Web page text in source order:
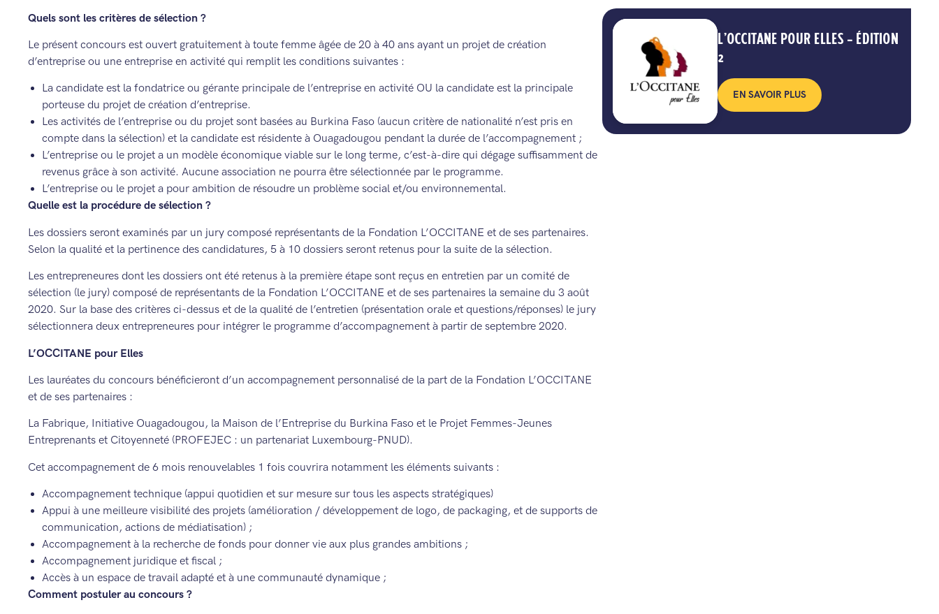
Quels sont les critères de sélection ?
Le présent concours est ouvert gratuitement à toute femme âgée de 20 à 40 ans ayant un projet de création
d’entreprise ou une entreprise en activité qui remplit les conditions suivantes :
La candidate est la fondatrice ou gérante principale de l’entreprise en activité OU la candidate est la principale
porteuse du projet de création d’entreprise.
Les activités de l’entreprise ou du projet sont basées au Burkina Faso (aucun critère de nationalité n’est pris en
compte dans la sélection) et la candidate est résidente à Ouagadougou pendant la durée de l’accompagnement ;
L’entreprise ou le projet a un modèle économique viable sur le long terme, c’est-à-dire qui dégage suffisamment de
revenus grâce à son activité. Aucune association ne pourra être sélectionnée par le programme.
L’entreprise ou le projet a pour ambition de résoudre un problème social et/ou environnemental.
Quelle est la procédure de sélection ?
Les dossiers seront examinés par un jury composé représentants de la Fondation L’OCCITANE et de ses partenaires.
Selon la qualité et la pertinence des candidatures, 5 à 10 dossiers seront retenus pour la suite de la sélection.
Les entrepreneures dont les dossiers ont été retenus à la première étape sont reçus en entretien par un comité de
sélection (le jury) composé de représentants de la Fondation L’OCCITANE et de ses partenaires la semaine du 3 août
2020. Sur la base des critères ci-dessus et de la qualité de l’entretien (présentation orale et questions/réponses) le jury
sélectionnera deux entrepreneures pour intégrer le programme d’accompagnement à partir de septembre 2020.
L’OCCITANE pour Elles
Les lauréates du concours bénéficieront d’un accompagnement personnalisé de la part de la Fondation L’OCCITANE
et de ses partenaires :
La Fabrique, Initiative Ouagadougou, la Maison de l’Entreprise du Burkina Faso et le Projet Femmes-Jeunes
Entreprenants et Citoyenneté (PROFEJEC : un partenariat Luxembourg-PNUD).
Cet accompagnement de 6 mois renouvelables 1 fois couvrira notamment les éléments suivants :
Accompagnement technique (appui quotidien et sur mesure sur tous les aspects stratégiques)
Appui à une meilleure visibilité des projets (amélioration / développement de logo, de packaging, et de supports de
communication, actions de médiatisation) ;
Accompagnement à la recherche de fonds pour donner vie aux plus grandes ambitions ;
Accompagnement juridique et fiscal ;
Accès à un espace de travail adapté et à une communauté dynamique ;
Comment postuler au concours ?
L’OCCITANE POUR ELLES – ÉDITION
2
EN SAVOIR PLUS